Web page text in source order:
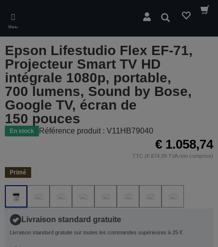
main
content
Menu
Rechercher
Epson Lifestudio Flex EF-71,
Projecteur Smart TV HD
intégrale 1080p, portable,
700 lumens, Sound by Bose,
Google TV, écran de
150 pouces
En stock Référence produit : V11HB79040
€ 1.058,74
TTC (€ 874,99 TVA non comprise)
Primé
Livraison standard gratuite
Livraison standard gratuite sur toutes les commandes supérieures à 25 €